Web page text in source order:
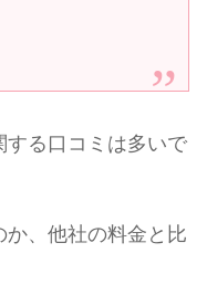
する口コミは多いで
、他社の料金と比